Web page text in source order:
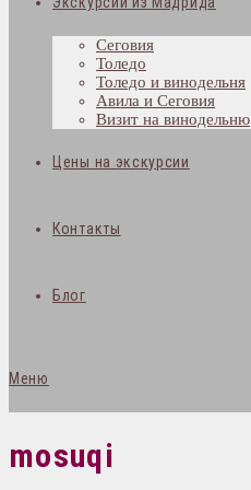
Сеговия
Толедо
Толедо и винодельня
Авила и Сеговия
Визит на винодельню
Цены на экскурсии
Контакты
Блог
Меню
mosuqi